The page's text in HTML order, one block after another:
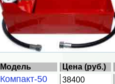
Модель Цена (руб.)
Компакт-50 38400